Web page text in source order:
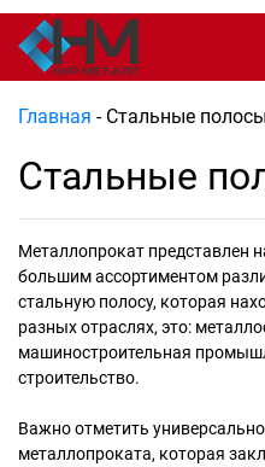
Главная - Стальные полосы
Стальные
Металлопрокат представлен
большим ассортиментом
стальную полосу, которая
разных отраслях, это:
машиностроительная
строительство.
Важно отметить
металлопроката, которая